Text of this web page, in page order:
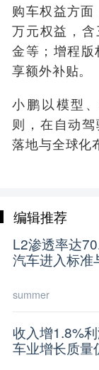
购车权益方
万元权益，
金等；增程
享额外补贴。
小鹏以模型
则，在自动
落地与全球化
编辑推荐
L2渗透率达
汽车进入标准
summer
收入增1.8%
车业增长质量